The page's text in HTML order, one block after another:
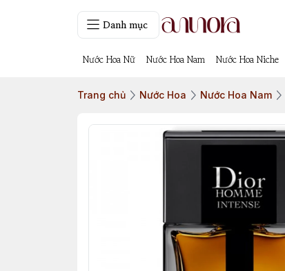
Danh mục
Nước Hoa Nữ Nước Hoa Nam Nước Hoa Niche
Trang chủ Nước Hoa Nước Hoa Nam